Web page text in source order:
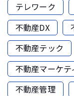
テレワーク
不動産DX
不動産テック
不動産マーケテ
不動産管理